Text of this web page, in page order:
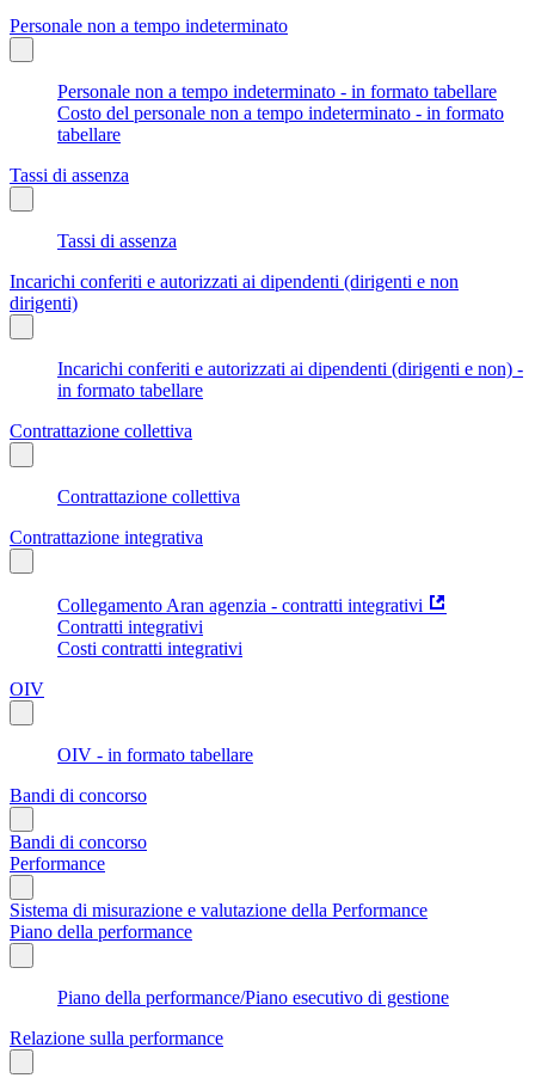
Personale non a tempo indeterminato
Personale non a tempo indeterminato - in formato tabellare
Costo del personale non a tempo indeterminato - in formato
tabellare
Tassi di assenza
Tassi di assenza
Incarichi conferiti e autorizzati ai dipendenti (dirigenti e non
dirigenti)
Incarichi conferiti e autorizzati ai dipendenti (dirigenti e non) -
in formato tabellare
Contrattazione collettiva
Contrattazione collettiva
Contrattazione integrativa
Collegamento Aran agenzia - contratti integrativi
Contratti integrativi
Costi contratti integrativi
OIV
OIV - in formato tabellare
Bandi di concorso
Bandi di concorso
Performance
Sistema di misurazione e valutazione della Performance
Piano della performance
Piano della performance/Piano esecutivo di gestione
Relazione sulla performance